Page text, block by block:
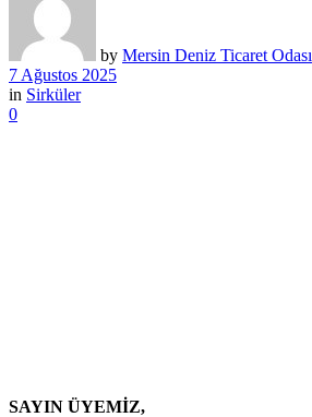
by Mersin Deniz Ticaret Odası
7 Ağustos 2025
in Sirküler
0
SAYIN ÜYEMİZ,